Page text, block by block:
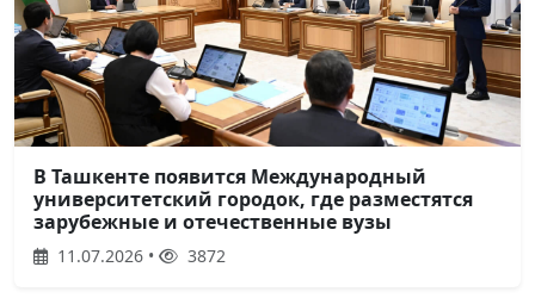
В Ташкенте появится Международный
университетский городок, где разместятся
зарубежные и отечественные вузы
11.07.2026 • 3872